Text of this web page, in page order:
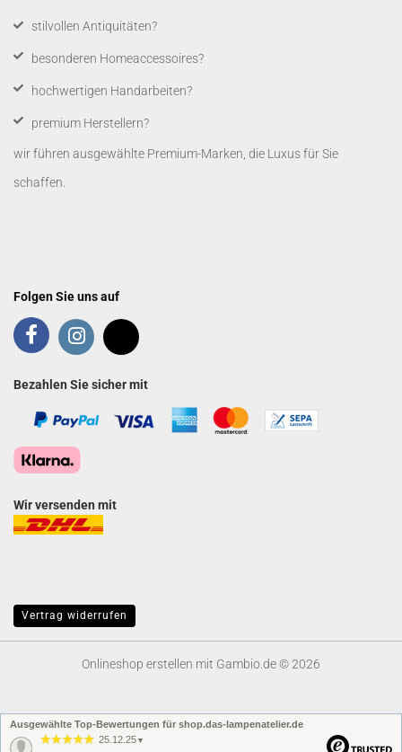
​stilvollen Antiquitäten?
besonderen Homeaccessoires?
hochwertigen Handarbeiten?
premium Herstellern?
wir führen ausgewählte Premium-Marken, die Luxus für Sie
schaffen.
Folgen Sie uns auf
Bezahlen Sie sicher mit
Wir versenden mit
Vertrag widerrufen
Onlineshop erstellen mit Gambio.de © 2026
Ausgewählte Top-Bewertungen für shop.das-lampenatelier.de
25.12.25 ▼